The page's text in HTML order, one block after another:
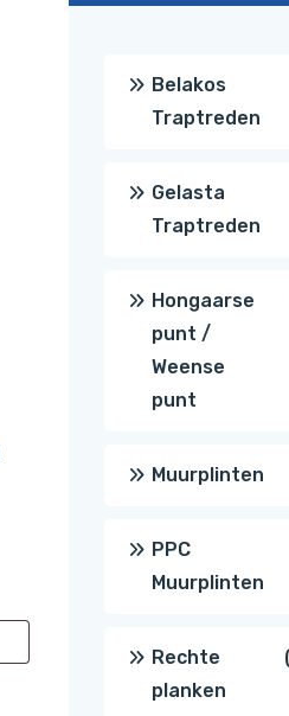
Belakos
Traptreden
Gelasta
Traptreden
Hongaarse
punt /
Weense
punt
Muurplinten
PPC
Muurplinten
Rechte
planken